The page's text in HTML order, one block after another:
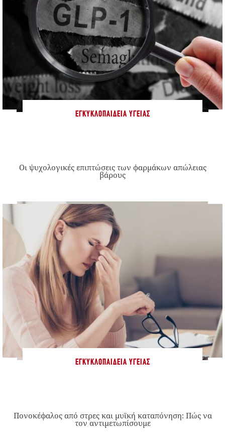
ΕΓΚΥΚΛΟΠΑΊΔΕΙΑ ΥΓΕΊΑΣ
Οι ψυχολογικές επιπτώσεις των φαρμάκων απώλειας
βάρους
ΕΓΚΥΚΛΟΠΑΊΔΕΙΑ ΥΓΕΊΑΣ
Πονοκέφαλος από στρες και μυϊκή καταπόνηση: Πώς να
τον αντιμετωπίσουμε